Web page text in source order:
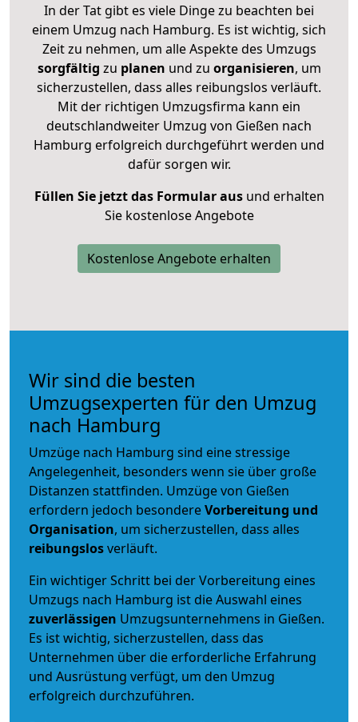
In der Tat gibt es viele Dinge zu beachten bei
einem Umzug nach Hamburg. Es ist wichtig, sich
Zeit zu nehmen, um alle Aspekte des Umzugs
sorgfältig zu planen und zu organisieren, um
sicherzustellen, dass alles reibungslos verläuft.
Mit der richtigen Umzugsfirma kann ein
deutschlandweiter Umzug von Gießen nach
Hamburg erfolgreich durchgeführt werden und
dafür sorgen wir.
Füllen Sie jetzt das Formular ausund erhalten
Sie kostenlose Angebote
Kostenlose Angebote erhalten
Wir sind die besten
Umzugsexperten für den Umzug
nach Hamburg
Umzüge nach Hamburg sind eine stressige
Angelegenheit, besonders wenn sie über große
Distanzen stattfinden. Umzüge von Gießen
erfordern jedoch besondereVorbereitung und
Organisation, um sicherzustellen, dass alles
reibungslosverläuft.
Ein wichtiger Schritt bei der Vorbereitung eines
Umzugs nach Hamburg ist die Auswahl eines
zuverlässigen Umzugsunternehmens in Gießen.
Es ist wichtig, sicherzustellen, dass das
Unternehmen über die erforderliche Erfahrung
und Ausrüstung verfügt, um den Umzug
erfolgreich durchzuführen.